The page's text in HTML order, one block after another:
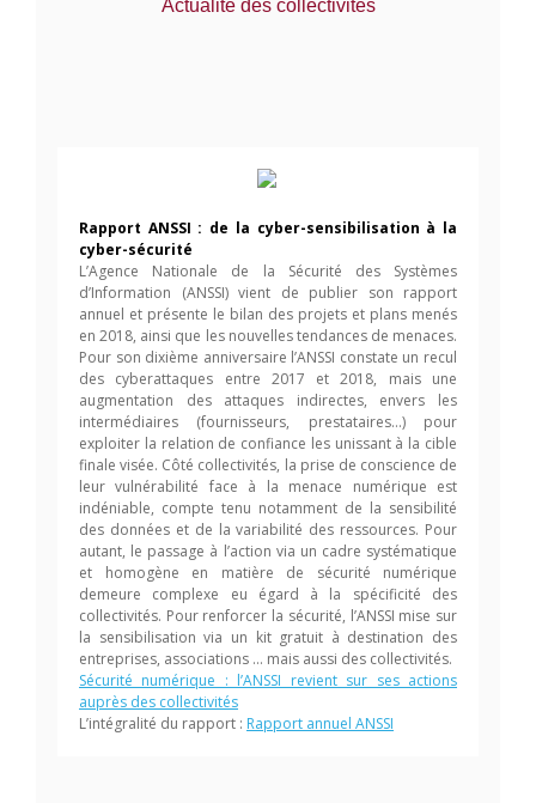
Actualité des collectivités
Rapport ANSSI : de la cyber-sensibilisation à la
cyber-sécurité
L’Agence Nationale de la Sécurité des Systèmes
d’Information (ANSSI) vient de publier son rapport
annuel et présente le bilan des projets et plans menés
en 2018, ainsi que les nouvelles tendances de menaces.
Pour son dixième anniversaire l’ANSSI constate un recul
des cyberattaques entre 2017 et 2018, mais une
augmentation des attaques indirectes, envers les
intermédiaires (fournisseurs, prestataires…) pour
exploiter la relation de confiance les unissant à la cible
finale visée. Côté collectivités, la prise de conscience de
leur vulnérabilité face à la menace numérique est
indéniable, compte tenu notamment de la sensibilité
des données et de la variabilité des ressources. Pour
autant, le passage à l’action via un cadre systématique
et homogène en matière de sécurité numérique
demeure complexe eu égard à la spécificité des
collectivités. Pour renforcer la sécurité, l’ANSSI mise sur
la sensibilisation via un kit gratuit à destination des
entreprises, associations … mais aussi des collectivités.
Sécurité numérique : l’ANSSI revient sur ses actions
auprès des collectivités
L’intégralité du rapport : Rapport annuel ANSSI